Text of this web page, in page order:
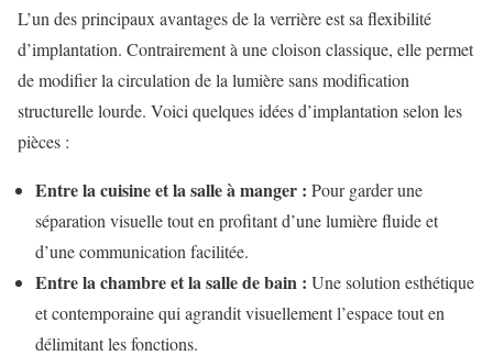
L’un des principaux avantages de la verrière est sa flexibilité
d’implantation. Contrairement à une cloison classique, elle permet
de modifier la circulation de la lumière sans modification
structurelle lourde. Voici quelques idées d’implantation selon les
pièces :
Entre la cuisine et la salle à manger : Pour garder une
séparation visuelle tout en profitant d’une lumière fluide et
d’une communication facilitée.
Entre la chambre et la salle de bain : Une solution esthétique
et contemporaine qui agrandit visuellement l’espace tout en
délimitant les fonctions.